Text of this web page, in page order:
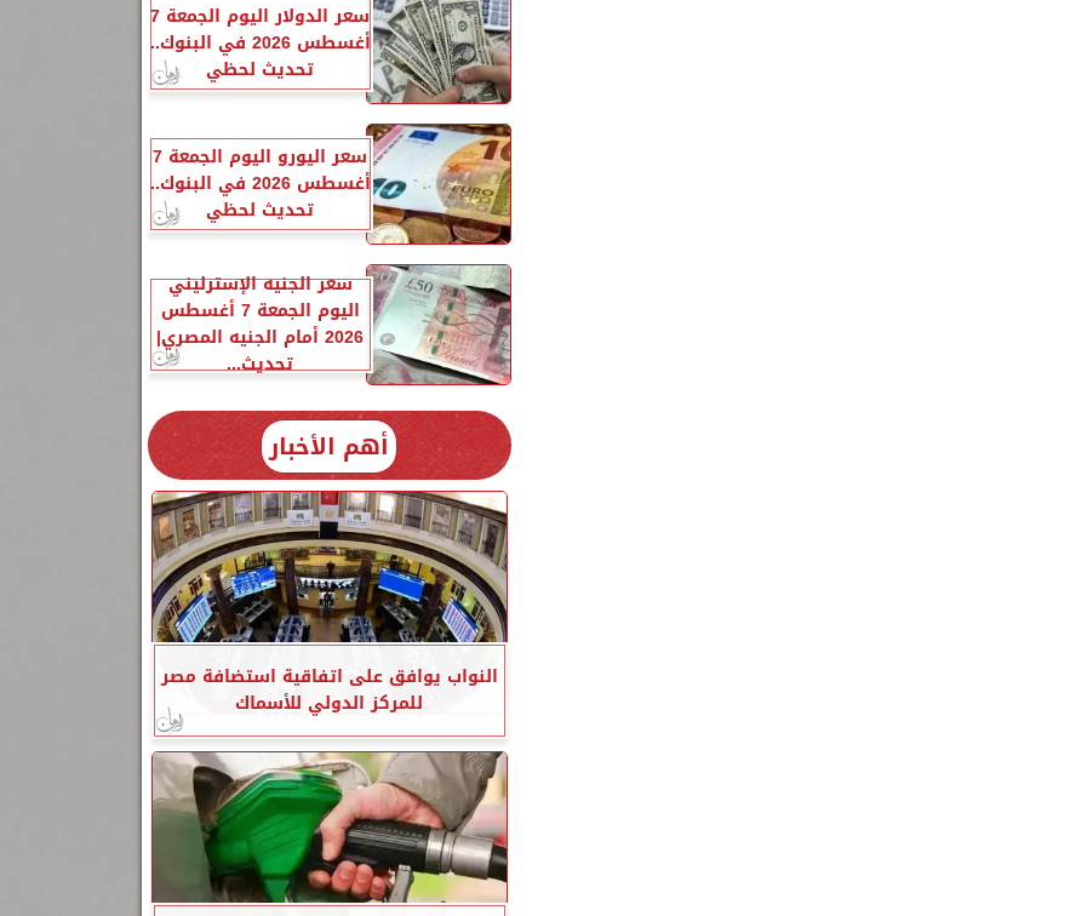
سعر الدولار اليوم الجمعة 7
أغسطس 2026 في البنوك..
تحديث لحظي
سعر اليورو اليوم الجمعة 7
أغسطس 2026 في البنوك..
تحديث لحظي
سعر الجنيه الإسترليني
اليوم الجمعة 7 أغسطس
2026 أمام الجنيه المصري|
تحديث...
أهم الأخبار
النواب يوافق على اتفاقية استضافة مصر
للمركز الدولي للأسماك